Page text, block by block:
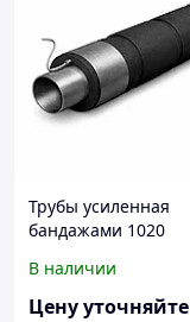
Трубы усиленная
бандажами 1020
В наличии
Цену уточняйте